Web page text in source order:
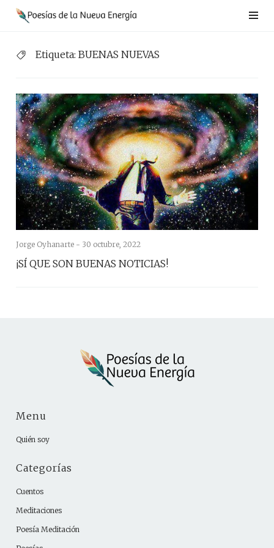
Saltar
Etiqueta: BUENAS NUEVAS
Jorge Oyhanarte - 30 octubre, 2022
¡SÍ QUE SON BUENAS NOTICIAS!
Menu
Quién soy
Categorías
Cuentos
Meditaciones
Poesía Meditación